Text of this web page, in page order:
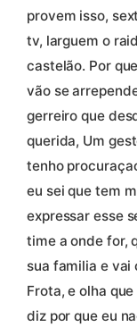
provem isso,
tv, larguem o
castelão. Por
vão se
gerreiro que
querida, Um
tenho
eu sei que tem
expressar esse
time a onde for,
sua familia e vai
Frota, e olha
diz por que eu